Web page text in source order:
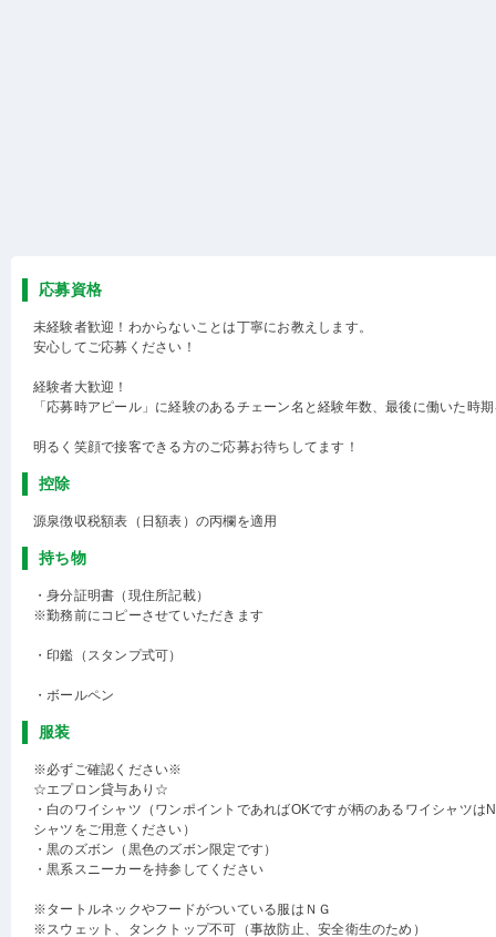
応募資格
未経験者歓迎！わからないことは丁寧にお教えします。
安心してご応募ください！
経験者大歓迎！
「応募時アピール」に経験のあるチェーン名と経験年数、最後に働いた時
明るく笑顔で接客できる方のご応募お待ちしてます！
控除
源泉徴収税額表（日額表）の丙欄を適用
持ち物
・身分証明書（現住所記載）
※勤務前にコピーさせていただきます
・印鑑（スタンプ式可）
・ボールペン
服装
※必ずご確認ください※
☆エプロン貸与あり☆
・白のワイシャツ（ワンポイントであればOKですが柄のあるワイシャツは
シャツをご用意ください）
・黒のズボン（黒色のズボン限定です）
・黒系スニーカーを持参してください
※タートルネックやフードがついている服はＮＧ
※スウェット、タンクトップ不可（事故防止、安全衛生のため）